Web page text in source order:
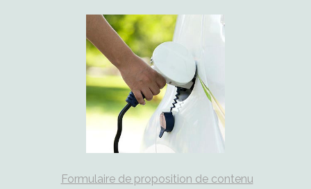
Formulaire de proposition de contenu